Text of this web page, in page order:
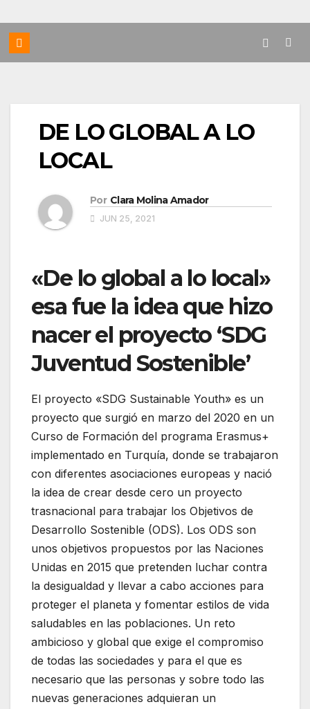
DE LO GLOBAL A LO
LOCAL
Por Clara Molina Amador
JUN 25, 2021
«De lo global a lo local»
esa fue la idea que hizo
nacer el proyecto ‘SDG
Juventud Sostenible’
El proyecto «SDG Sustainable Youth» es un
proyecto que surgió en marzo del 2020 en un
Curso de Formación del programa Erasmus+
implementado en Turquía, donde se trabajaron
con diferentes asociaciones europeas y nació
la idea de crear desde cero un proyecto
trasnacional para trabajar los Objetivos de
Desarrollo Sostenible (ODS). Los ODS son
unos objetivos propuestos por las Naciones
Unidas en 2015 que pretenden luchar contra
la desigualdad y llevar a cabo acciones para
proteger el planeta y fomentar estilos de vida
saludables en las poblaciones. Un reto
ambicioso y global que exige el compromiso
de todas las sociedades y para el que es
necesario que las personas y sobre todo las
nuevas generaciones adquieran un